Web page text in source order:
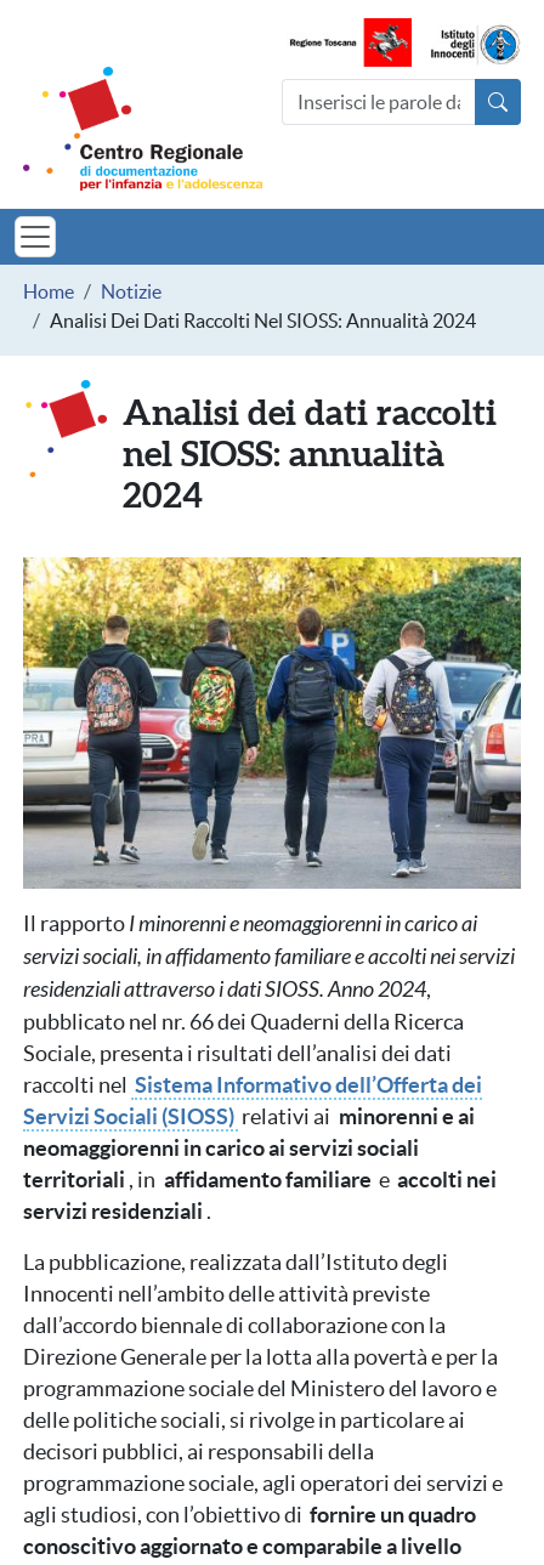
Centro Regionale di
Cerca nel sito
Briciole di pane
Home
Notizie
Analisi Dei Dati Raccolti Nel SIOSS: Annualità 2024
Analisi dei dati raccolti
nel SIOSS: annualità
2024
Immagine
Il rapporto I minorenni e neomaggiorenni in carico ai
servizi sociali, in affidamento familiare e accolti nei servizi
residenziali attraverso i dati SIOSS. Anno 2024,
pubblicato nel nr. 66 dei Quaderni della Ricerca
Sociale, presenta i risultati dell’analisi dei dati
raccolti nel Sistema Informativo dell’Offerta dei
Servizi Sociali (SIOSS) relativi ai minorenni e ai
neomaggiorenni in carico ai servizi sociali
territoriali , in affidamento familiare e accolti nei
servizi residenziali .
La pubblicazione, realizzata dall’Istituto degli
Innocenti nell’ambito delle attività previste
dall’accordo biennale di collaborazione con la
Direzione Generale per la lotta alla povertà e per la
programmazione sociale del Ministero del lavoro e
delle politiche sociali, si rivolge in particolare ai
decisori pubblici, ai responsabili della
programmazione sociale, agli operatori dei servizi e
agli studiosi, con l’obiettivo di fornire un quadro
conoscitivo aggiornato e comparabile a livello